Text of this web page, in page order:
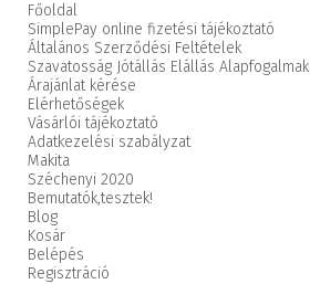
Főoldal
SimplePay online fizetési tájékoztató
Általános Szerződési Feltételek
Szavatosság Jótállás Elállás Alapfogalmak
Árajánlat kérése
Elérhetőségek
Vásárlói tájékoztató
Adatkezelési szabályzat
Makita
Széchenyi 2020
Bemutatók,tesztek!
Blog
Kosár
Belépés
Regisztráció